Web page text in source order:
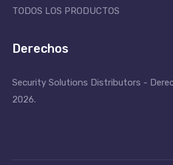
TODOS LOS PRODUCTOS
Derechos
Security Solutions Distributors -
2026.